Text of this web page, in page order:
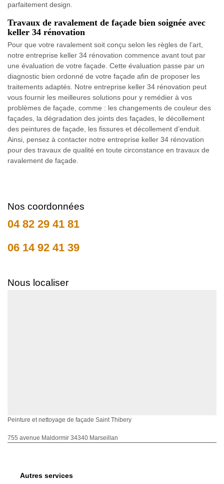
parfaitement design.
Travaux de ravalement de façade bien soignée avec
keller 34 rénovation
Pour que votre ravalement soit conçu selon les règles de l’art,
notre entreprise keller 34 rénovation commence avant tout par
une évaluation de votre façade. Cette évaluation passe par un
diagnostic bien ordonné de votre façade afin de proposer les
traitements adaptés. Notre entreprise keller 34 rénovation peut
vous fournir les meilleures solutions pour y remédier à vos
problèmes de façade, comme : les changements de couleur des
façades, la dégradation des joints des façades, le décollement
des peintures de façade, les fissures et décollement d’enduit.
Ainsi, pensez à contacter notre entreprise keller 34 rénovation
pour des travaux de qualité en toute circonstance en travaux de
ravalement de façade.
Nos coordonnées
04 82 29 41 81
06 14 92 41 39
Nous localiser
Peinture et nettoyage de façade Saint Thibery
755 avenue Maldormir 34340 Marseillan
Autres services